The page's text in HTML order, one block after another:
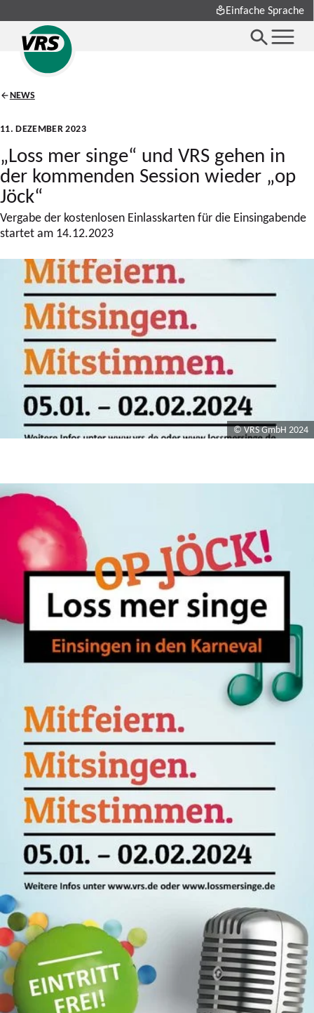
Einfache Sprache
NEWS
11. DEZEMBER 2023
„Loss mer singe“ und VRS gehen in
der kommenden Session wieder „op
Jöck“
Vergabe der kostenlosen Einlasskarten für die Einsingabende
startet am 14.12.2023
© VRS GmbH 2024